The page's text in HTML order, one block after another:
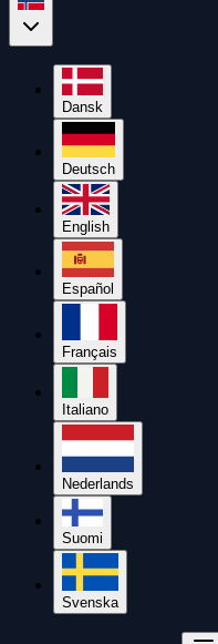
Dansk
Deutsch
English
Español
Français
Italiano
Nederlands
Suomi
Svenska